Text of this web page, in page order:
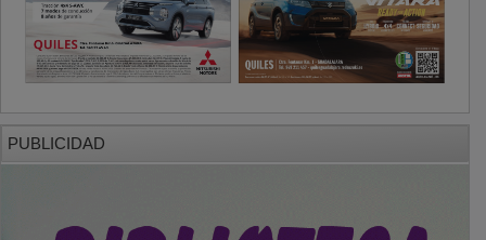
PUBLICIDAD